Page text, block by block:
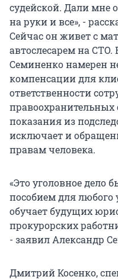
судейской. Дали мне
на руки и все», -
Сейчас он живет с
автослесарем на СТО.
Семиненко намерен
компенсации для
ответственности
показания из
исключает и
правам человека.
«Это уголовное
пособием для любого
обучает будущих
прокурорских
- заявил Александр
Дмитрий Косенко,